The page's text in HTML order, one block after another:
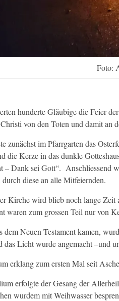
Foto:
hunderte Gläubige die Feier
von den Toten und damit an
zunächst im Pfarrgarten das
die Kerze in das dunkle
– Dank sei Gott“. Anschliessend
diese an alle Mitfeiernden.
Kirche wird blieb noch lange Zeit
waren zum grossen Teil nur von
dem Neuen Testament kamen,
das Licht wurde angemacht –und
erklang zum ersten Mal seit
erfolgte der Gesang der
wurdem mit Weihwasser